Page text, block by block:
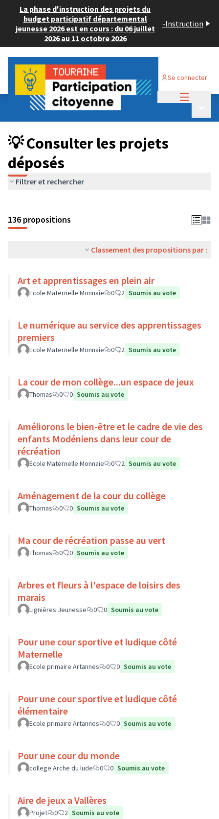
La phase d'instruction des projets du
budget participatif départemental
jeunesse 2026 est en cours : du 06 juillet
2026 au 11 octobre 2026
-Instruction
Se connecter
Budget Participatif JEUNESSE 2024
💡 Consulter les projets déposés
💡 Consulter les projets
déposés
Filtrer et rechercher
136 propositions
Classement des propositions par :
Art et apprentissages en plein air
Ecole Maternelle Monnaie 0 2 Soumis au vote
Le numérique au service des apprentissages
premiers
Ecole Maternelle Monnaie 0 2 Soumis au vote
La cour de mon collège...un espace de jeux
Thomas 0 0 Soumis au vote
Améliorons le bien-être et le cadre de vie des
enfants Modéniens dans leur cour de
récréation
Ecole Maternelle Monnaie 0 2 Soumis au vote
Aménagement de la cour du collège
Thomas 0 0 Soumis au vote
Ma cour de récréation passe au vert
Thomas 0 0 Soumis au vote
Arbres et fleurs à l'espace de loisirs des
marais
Lignières Jeunesse 0 0 Soumis au vote
Pour une cour sportive et ludique côté
Maternelle
Ecole primaire Artannes 0 0 Soumis au vote
Pour une cour sportive et ludique côté
élémentaire
Ecole primaire Artannes 0 0 Soumis au vote
Pour une cour du monde
college Arche du lude 0 0 Soumis au vote
Aire de jeux a Vallères
Projet 0 2 Soumis au vote